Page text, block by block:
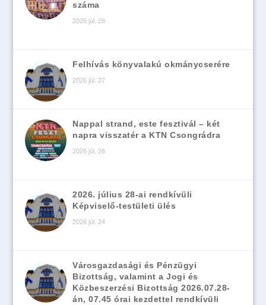
száma
2026 júl. 28
Felhívás könyvalakú okmánycserére
2026 júl. 27
Nappal strand, este fesztivál – két
napra visszatér a KTN Csongrádra
2026 júl. 26
2026. július 28-ai rendkívüli
Képviselő-testületi ülés
2026 júl. 24
Városgazdasági és Pénzügyi
Bizottság, valamint a Jogi és
Közbeszerzési Bizottság 2026.07.28-
án, 07.45 órai kezdettel rendkívüli